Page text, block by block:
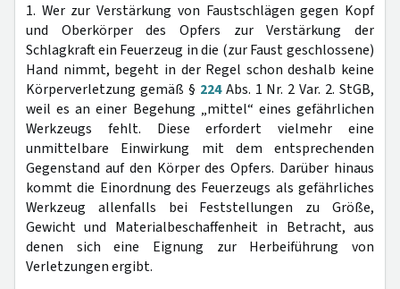
1. Wer zur Verstärkung von Faustschlägen gegen Kopf
und Oberkörper des Opfers zur Verstärkung der
Schlagkraft ein Feuerzeug in die (zur Faust geschlossene)
Hand nimmt, begeht in der Regel schon deshalb keine
Körperverletzung gemäß § 224Abs. 1 Nr. 2 Var. 2. StGB,
weil es an einer Begehung „mittel“ eines gefährlichen
Werkzeugs fehlt. Diese erfordert vielmehr eine
unmittelbare Einwirkung mit dem entsprechenden
Gegenstand auf den Körper des Opfers. Darüber hinaus
kommt die Einordnung des Feuerzeugs als gefährliches
Werkzeug allenfalls bei Feststellungen zu Größe,
Gewicht und Materialbeschaffenheit in Betracht, aus
denen sich eine Eignung zur Herbeiführung von
Verletzungen ergibt.